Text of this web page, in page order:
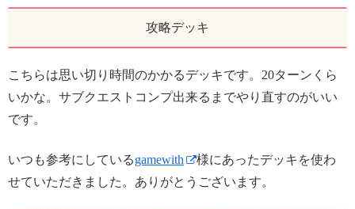
攻略デッキ
こちらは思い切り時間のかかるデッキです。20ターンくら
いかな。サブクエストコンプ出来るまでやり直すのがいい
です。
いつも参考にしているgamewith
様にあったデッキを使わ
せていただきました。ありがとうございます。